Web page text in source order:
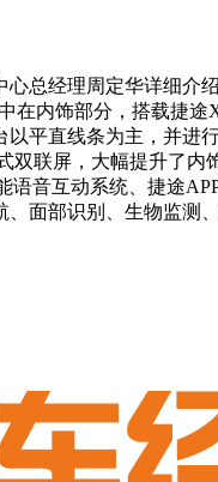
心总经理周定华详细介
在内饰部分，搭载捷
以平直线条为主，并进
双联屏，大幅提升了内
语音互动系统、捷途
面部识别、生物监测